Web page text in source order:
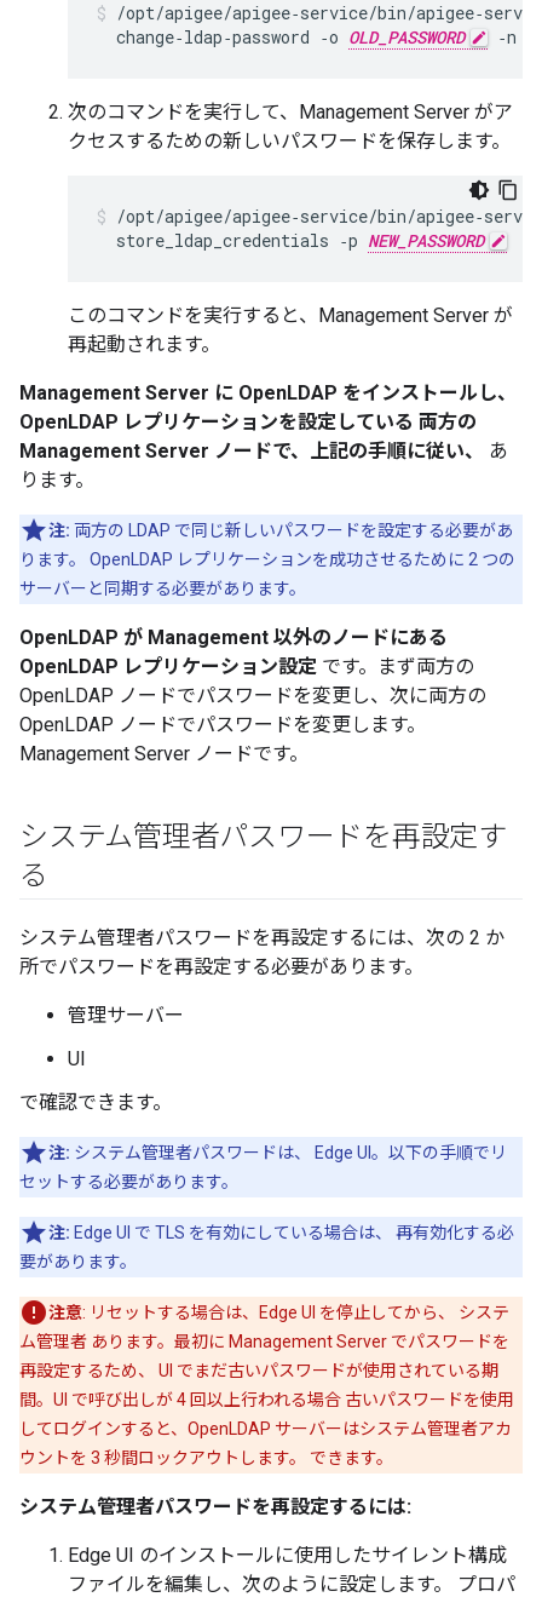
/opt/apigee/apigee‑service/bin/
  change‑ldap‑password ‑o
OLD_PASSWORD ‑n
次のコマンドを実行して、Management Server がア
クセスするための新しいパスワードを保存します。
/opt/apigee/apigee‑service/bin/
  store_ldap_credentials ‑p
NEW_PASSWORD
このコマンドを実行すると、Management Server が
再起動されます。
Management Server に OpenLDAP をインストールし、
OpenLDAP レプリケーションを設定している 両方の
Management Server ノードで、上記の手順に従い、
あ
ります。
注: 両方の LDAP で同じ新しいパスワードを設定する必要があ
ります。 OpenLDAP レプリケーションを成功させるために 2 つの
サーバーと同期する必要があります。
OpenLDAP が Management 以外のノードにある
OpenLDAP レプリケーション設定 です。まず両方の
OpenLDAP ノードでパスワードを変更し、次に両方の
OpenLDAP ノードでパスワードを変更します。
Management Server ノードです。
システム管理者パスワードを再設定す
る
システム管理者パスワードを再設定するには、次の 2 か
所でパスワードを再設定する必要があります。
管理サーバー
UI
で確認できます。
注: システム管理者パスワードは、 Edge UI。以下の手順でリ
セットする必要があります。
注: Edge UI で TLS を有効にしている場合は、 再有効化する必
要があります。
注意: リセットする場合は、Edge UI を停止してから、 システ
ム管理者 あります。最初に Management Server でパスワードを
再設定するため、 UI でまだ古いパスワードが使用されている期
間。UI で呼び出しが 4 回以上行われる場合 古いパスワードを使用
してログインすると、OpenLDAP サーバーはシステム管理者アカ
ウントを 3 秒間ロックアウトします。 できます。
システム管理者パスワードを再設定するには:
Edge UI のインストールに使用したサイレント構成
ファイルを編集し、次のように設定します。 プロパ